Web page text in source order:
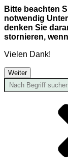
Bitte beachten
notwendig
denken Sie
stornieren,
Vielen Dank!
Weiter